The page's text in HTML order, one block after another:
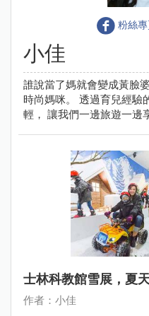
粉絲
小佳
誰說當了媽就會變成黃臉
時尚媽咪。 透過育兒經驗
輕， 讓我們一邊旅遊一邊
士林科教館雪展，夏
作者：小佳